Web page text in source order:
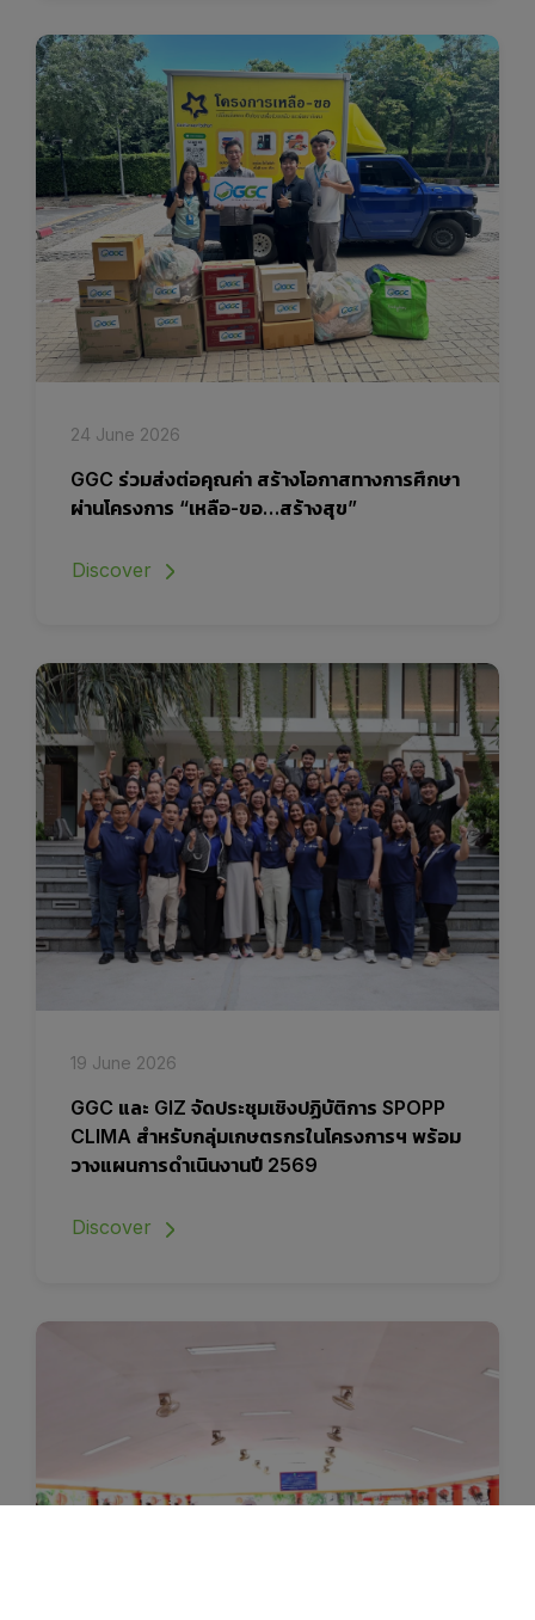
24 June 2026
GGC ร่วมส่งต่อคุณค่า สร้างโอกาสทางการศึกษา
ผ่านโครงการ “เหลือ-ขอ…สร้างสุข”
Discover
19 June 2026
GGC และ GIZ จัดประชุมเชิงปฏิบัติการ SPOPP
CLIMA สำหรับกลุ่มเกษตรกรในโครงการฯ พร้อม
วางแผนการดำเนินงานปี 2569
Discover